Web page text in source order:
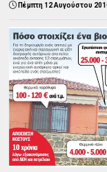
Πέμπτη 12 Αυγούστου